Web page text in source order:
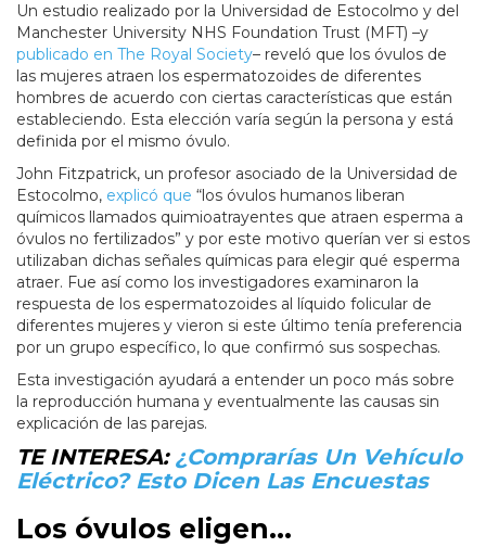
Un estudio realizado por la Universidad de Estocolmo y del
Manchester University NHS Foundation Trust (MFT) –y
publicado en The Royal Society– reveló que los óvulos de
las mujeres atraen los espermatozoides de diferentes
hombres de acuerdo con ciertas características que están
estableciendo. Esta elección varía según la persona y está
definida por el mismo óvulo.
John Fitzpatrick, un profesor asociado de la Universidad de
Estocolmo, explicó que “los óvulos humanos liberan
químicos llamados quimioatrayentes que atraen esperma a
óvulos no fertilizados” y por este motivo querían ver si estos
utilizaban dichas señales químicas para elegir qué esperma
atraer. Fue así como los investigadores examinaron la
respuesta de los espermatozoides al líquido folicular de
diferentes mujeres y vieron si este último tenía preferencia
por un grupo específico, lo que confirmó sus sospechas.
Esta investigación ayudará a entender un poco más sobre
la reproducción humana y eventualmente las causas sin
explicación de las parejas.
TE INTERESA: ¿Comprarías Un Vehículo
Eléctrico? Esto Dicen Las Encuestas
Los óvulos eligen…